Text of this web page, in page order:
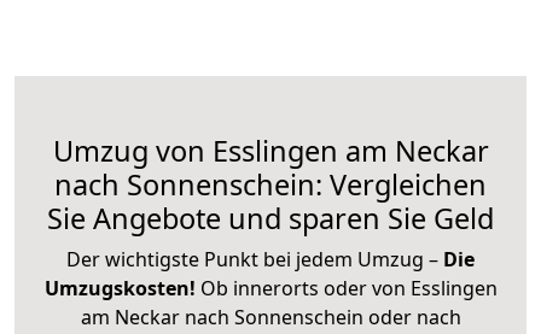
Umzug von Esslingen am Neckar
nach Sonnenschein: Vergleichen
Sie Angebote und sparen Sie Geld
Der wichtigste Punkt bei jedem Umzug – Die
Umzugskosten! Ob innerorts oder von Esslingen
am Neckar nach Sonnenschein oder nach